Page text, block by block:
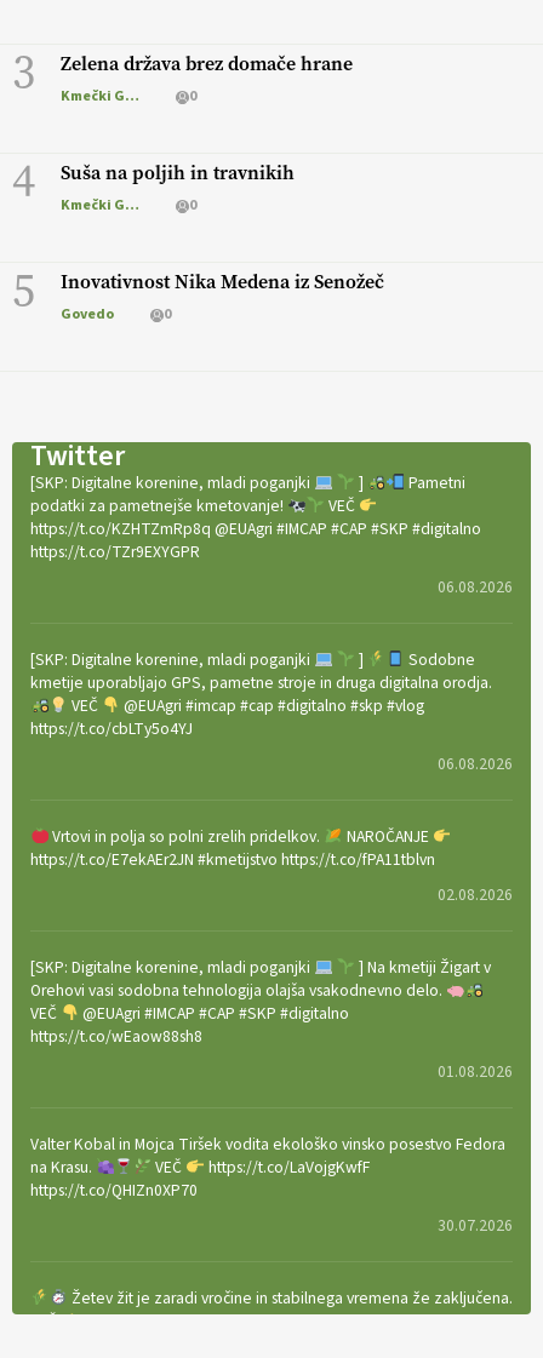
3 Zelena država brez domače hrane
Kmečki Glas 0
4 Suša na poljih in travnikih
Kmečki Glas 0
5 Inovativnost Nika Medena iz Senožeč
Govedo 0
Twitter
[SKP: Digitalne korenine, mladi poganjki ]
Pametni
podatki za pametnejše kmetovanje!
VEČ
https://t.co/KZHTZmRp8q @EUAgri #IMCAP #CAP #SKP #digitalno
https://t.co/TZr9EXYGPR
06.08.2026
[SKP: Digitalne korenine, mladi poganjki ]
Sodobne
kmetije uporabljajo GPS, pametne stroje in druga digitalna orodja.
VEČ
@EUAgri #imcap #cap #digitalno #skp #vlog
https://t.co/cbLTy5o4YJ
06.08.2026
Vrtovi in polja so polni zrelih pridelkov.
NAROČANJE
https://t.co/E7ekAEr2JN #kmetijstvo https://t.co/fPA11tblvn
02.08.2026
[SKP: Digitalne korenine, mladi poganjki
] Na kmetiji Žigart v
Orehovi vasi sodobna tehnologija olajša vsakodnevno delo.
VEČ
@EUAgri #IMCAP #CAP #SKP #digitalno
https://t.co/wEaow88sh8
01.08.2026
Valter Kobal in Mojca Tiršek vodita ekološko vinsko posestvo Fedora
na Krasu.
VEČ
https://t.co/LaVojgKwfF
https://t.co/QHIZn0XP70
30.07.2026
Žetev žit je zaradi vročine in stabilnega vremena že zaključena.
VEČ
https://t.co/bBWaIz6Hhh https://t.co/TtKoOF5ENS